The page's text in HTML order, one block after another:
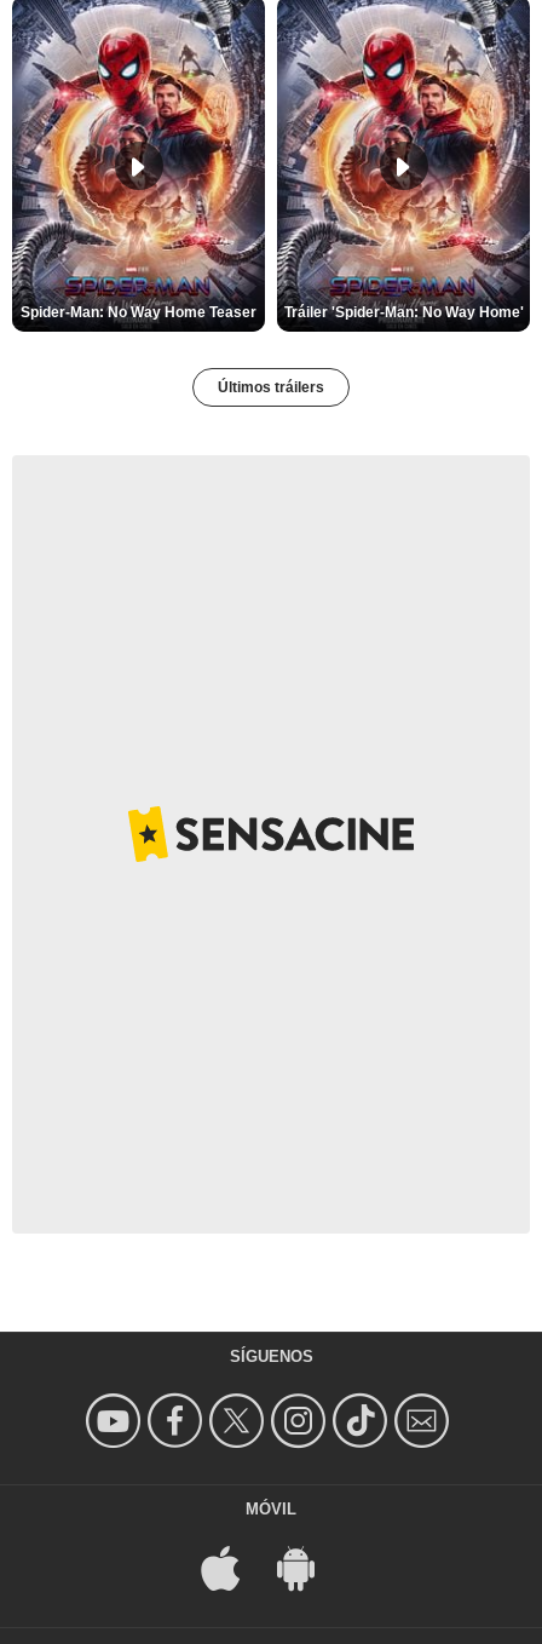
Spider-Man: No Way Home Teaser Tráiler 'Spider-Man: No Way Home'
Últimos tráilers
SÍGUENOS
MÓVIL